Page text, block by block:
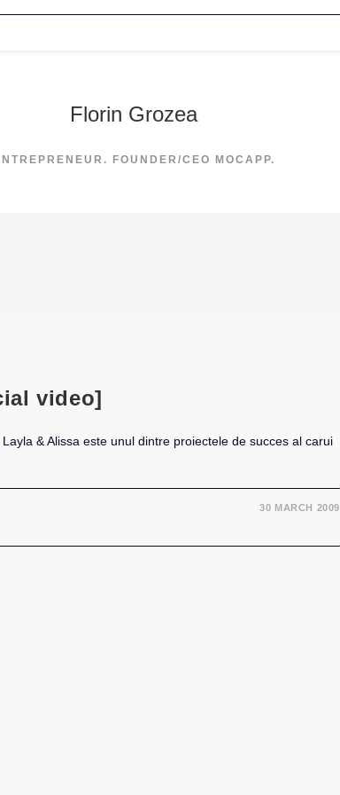
Florin Grozea
FOUNDER/CEO MOCAPP.
video]
& Alissa este unul dintre proiectele de succes al carui
30 MARCH 2009